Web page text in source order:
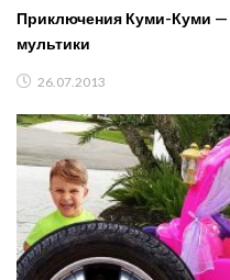
Приключения Куми-Куми
мультики
26.07.2013